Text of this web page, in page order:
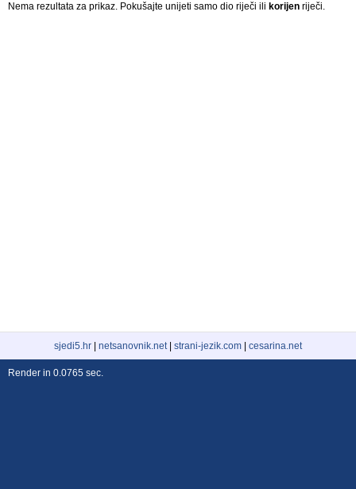
Nema rezultata za prikaz. Pokušajte unijeti samo dio riječi ili korijen riječi.
sjedi5.hr netsanovnik.net| strani-jezik.com cesarina.net
Render in 0.0765 sec.